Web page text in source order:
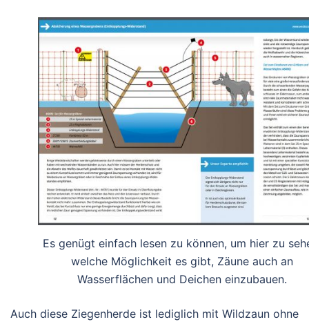
Es genügt einfach lesen zu können, um hier zu
welche Möglichkeit es gibt, Zäune auch an
Wasserflächen und Deichen einzubauen.
Auch diese Ziegenherde ist lediglich mit Wildzaun ohne